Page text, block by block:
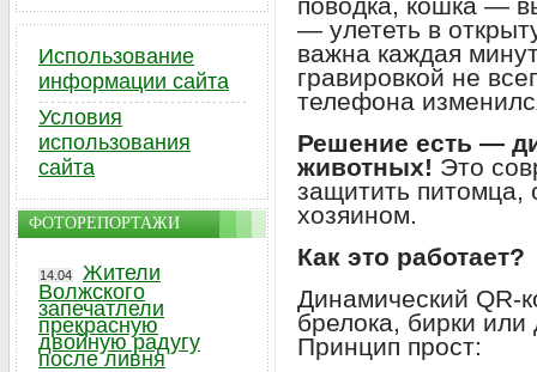
— улететь в
важна каждая
гравировкой не
телефона
Решение есть —
животных! Это
защитить питомца,
хозяином.
Как это работает?
Динамический QR-
брелока, бирки
Принцип прост:
Использование
информации сайта
Условия
использования
сайта
ФОТОРЕПОРТАЖИ
14.04
Жители
Волжского
запечатлели
прекрасную
двойную радугу
после ливня